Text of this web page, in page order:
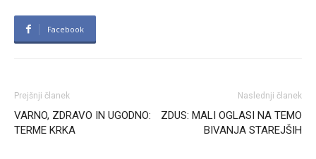
Facebook
Prejšnji članek
VARNO, ZDRAVO IN UGODNO:
TERME KRKA
Naslednji članek
ZDUS: MALI OGLASI NA TEMO
BIVANJA STAREJŠIH